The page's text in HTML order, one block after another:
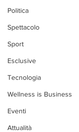
Politica
Spettacolo
Sport
Esclusive
Tecnologia
Wellness is Business
Eventi
Attualità